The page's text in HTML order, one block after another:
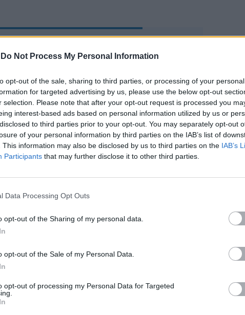
Do Not Process My Personal Information
opt-out of the sale, sharing to third parties, or processing of your
for targeted advertising by us, please use the below opt-out
selection. Please note that after your opt-out request is processed you
interest-based ads based on personal information utilized by us or
to third parties prior to your opt-out. You may separately opt-out
of your personal information by third parties on the IAB’s list of
This information may also be disclosed by us to third parties on the IAB’s
Participants that may further disclose it to other third parties.
Data Processing Opt Outs
opt-out of the Sharing of my personal data.
opt-out of the Sale of my Personal Data.
opt-out of processing my Personal Data for Targeted
lo giocavo come Sarri mi
di Palladino, sull’onda dell’entusiasmo
con il Verona, per lunghi tratti comanda il
anche in vantaggio con uno
di tacco di Petagna. Ma il Var cancella
dell’attaccante per fuorigioco. L’unico
Lazio un po’ insipida è il solito
di Vecino, che servito da Pedro apre
piattone, cestinando un’ottima chance.
parte il mancino di Colpani spaventa,
la porta di Provedel.